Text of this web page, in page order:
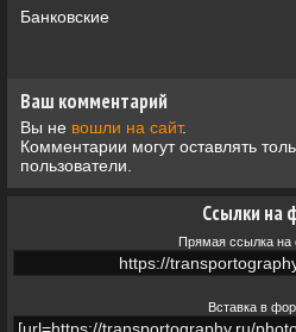
Ссылки на
Прямая ссылка на
Вставка в
Банковские
Ваш комментарий
Вы не вошли на сайт.
Комментарии могут оставлять
пользователи.